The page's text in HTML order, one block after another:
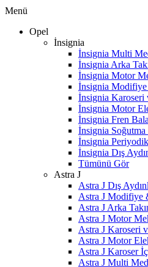
Menü
Opel
İnsignia
İnsignia Multi
İnsignia Arka
İnsignia Motor
İnsignia
İnsignia Karoseri
İnsignia Motor
İnsignia Fren
İnsignia
İnsignia
İnsignia Dış
Tümünü Gör
Astra J
Astra J Dış
Astra J Modifiye
Astra J Arka
Astra J Motor
Astra J Karoseri
Astra J Motor
Astra J Karoser
Astra J Multi